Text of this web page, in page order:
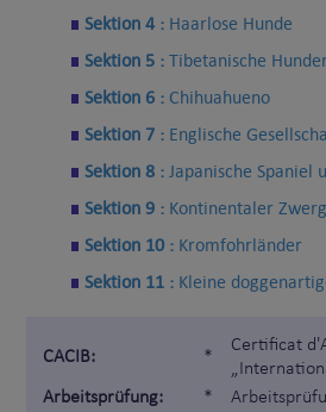
Sektion 4 : Haarlose Hunde
Sektion 5 : Tibetanische
Sektion 6 : Chihuahueno
Sektion 7 : Englische
Sektion 8 : Japanische Spaniel
Sektion 9 : Kontinentaler
Sektion 10 : Kromfohrländer
Sektion 11 : Kleine
CACIB: *
Certificat
Arbeitsprüfung:
*